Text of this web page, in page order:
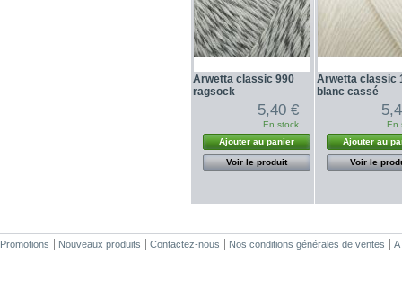
Arwetta classic 990
ragsock
5,40 €
En stock
Ajouter au panier
Voir le produit
Arwetta classic
blanc cassé
En
Ajouter au
Voir le
Promotions Nouveaux produits Contactez-nous Nos conditions générales de ventes A